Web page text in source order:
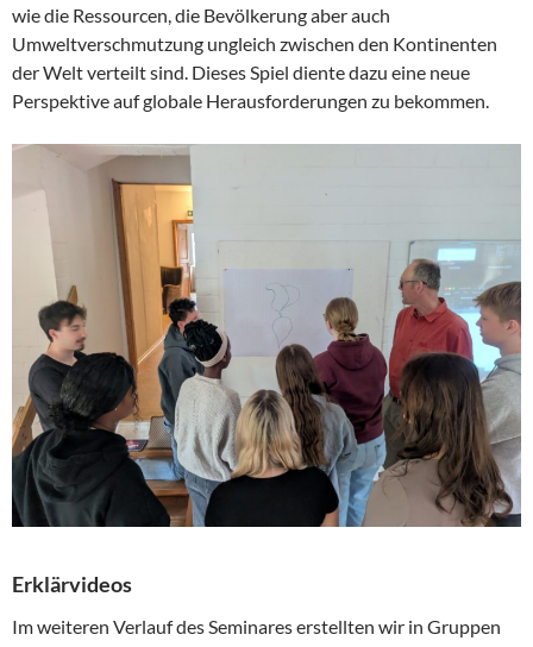
wie die Ressourcen, die Bevölkerung aber auch
Umweltverschmutzung ungleich zwischen den Kontinenten
der Welt verteilt sind. Dieses Spiel diente dazu eine neue
Perspektive auf globale Herausforderungen zu bekommen.
Erklärvideos
Im weiteren Verlauf des Seminares erstellten wir in Gruppen